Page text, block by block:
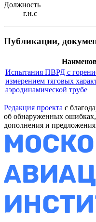
Должность
г.н.с
Публикации,
Испытания ПВРД с
измерением тяговых
аэродинамической трубе
Редакция проекта с
об обнаруженных
дополнения и